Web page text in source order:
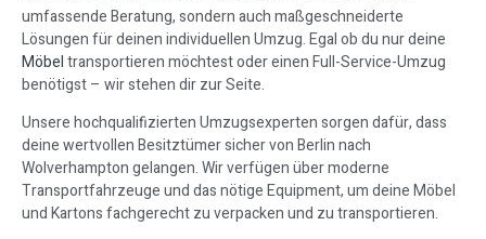
umfassende Beratung, sondern auch maßgeschneiderte
Lösungen für deinen individuellen Umzug. Egal ob du nur deine
Möbeltransportieren möchtest oder einen Full-Service-Umzug
benötigst – wir stehen dir zur Seite.
Unsere hochqualifizierten Umzugsexperten sorgen dafür, dass
deine wertvollen Besitztümer sicher von Berlin nach
Wolverhampton gelangen. Wir verfügen über moderne
Transportfahrzeuge und das nötige Equipment, um deine Möbel
und Kartons fachgerecht zu verpacken und zu transportieren.